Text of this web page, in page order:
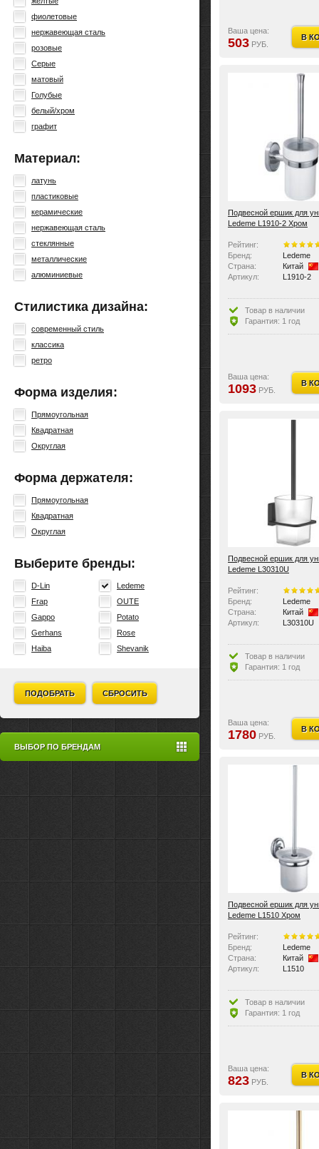
фиолетовые
нержавеющая сталь
розовые
Серые
матовый
Голубые
белый/хром
графит
Материал:
латунь
пластиковые
керамические
нержавеющая сталь
стеклянные
металлические
алюминиевые
Стилистика дизайна:
современный стиль
классика
ретро
Форма изделия:
Прямоугольная
Квадратная
Округлая
Форма держателя:
Прямоугольная
Квадратная
Округлая
Выберите бренды:
D-Lin
Frap
Gappo
Gerhans
Haiba
Ledeme
OUTE
Potato
Rose
Shevanik
ПОДОБРАТЬ СБРОСИТЬ
ВЫБОР ПО БРЕНДАМ
Ваша цена:
503 РУБ.
В
Подвесной ершик для
Ledeme L1910-2 Хром
Рейтинг:
Бренд:
Ledeme
Страна:
Китай
Артикул:
L1910-2
Товар в наличии
Гарантия: 1 год
Ваша цена:
1093 РУБ.
В
Подвесной ершик для
Ledeme L30310U
Рейтинг:
Бренд:
Ledeme
Страна:
Китай
Артикул:
L30310U
Товар в наличии
Гарантия: 1 год
Ваша цена:
1780 РУБ.
В
Подвесной ершик для
Ledeme L1510 Хром
Рейтинг:
Бренд:
Ledeme
Страна:
Китай
Артикул:
L1510
Товар в наличии
Гарантия: 1 год
Ваша цена:
823 РУБ.
В